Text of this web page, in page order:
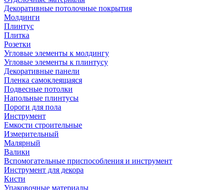
Декоративные потолочные покрытия
Молдинги
Плинтус
Плитка
Розетки
Угловые элементы к молдингу
Угловые элементы к плинтусу
Декоративные панели
Пленка самоклеящаяся
Подвесные потолки
Напольные плинтусы
Пороги для пола
Инструмент
Емкости строительные
Измерительный
Малярный
Валики
Вспомогательные приспособления и инструмент
Инструмент для декора
Кисти
Упаковочные материалы